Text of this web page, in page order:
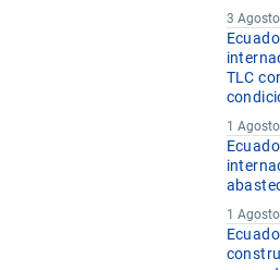
3
TLC
1
1